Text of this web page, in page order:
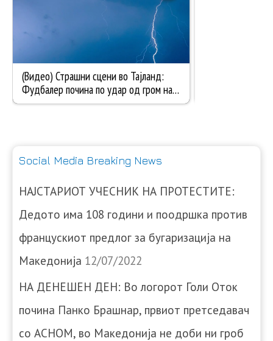
Social Media Breaking News
НАЈСТАРИОТ УЧЕСНИК НА ПРОТЕСТИТЕ:
Дедото има 108 години и поодршка против
францускиот предлог за бугаризација на
Македонија 12/07/2022
НА ДЕНЕШЕН ДЕН: Во логорот Голи Оток
почина Панко Брашнар, првиот претседавач
со АСНОМ, во Македонија не доби ни гроб